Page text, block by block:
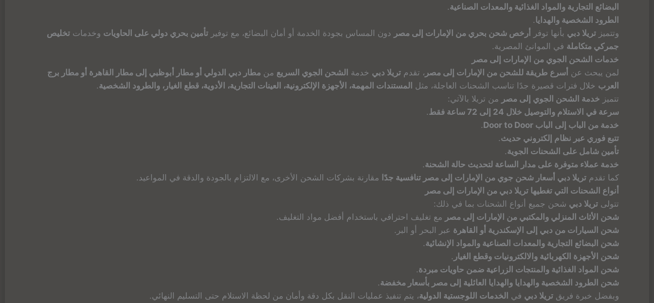
البضائع التجارية والمواد الغذائية والمعدات الصناعية.
الطرود الشخصية والهدايا .
وتتميز تريلا دبي بأنها توفر أرخص شحن بحري من الإمارات إلى مصر دون المساس بجودة الخدمة أو أمان البضائع، مع توفير تأمين بحري دولي على الحاويات وخدمات تخليص
جمركي متكاملة في الموانئ المصرية.
خدمات الشحن الجوي من الإمارات إلى مصر
لمن يبحث عن أسرع طريقة للشحن من الإمارات إلى مصر ، تقدم تريلا دبي خدمة الشحن الجوي السريع من مطار دبي الدولي أو مطار أبوظبي إلى مطار القاهرة أو مطار برج
العرب خلال فترات قصيرة جدًا تناسب الشحنات العاجلة، مثل المستندات المهمة، الأجهزة الإلكترونية، العينات التجارية، الأدوية، قطع الغيار، والطرود الشخصية.
تتميز خدمة الشحن الجوي إلى مصر من تريلا بالآتي:
سرعة في الاستلام والتوصيل خلال 24 إلى 72 ساعة فقط
.
خدمة من الباب إلى الباب Door to Door
.
تتبع فوري عبر نظام إلكتروني حديث.
تأمين شامل على الشحنات الجوية.
خدمة عملاء متوفرة على مدار الساعة لتحديث حالة الشحنة.
كما تقدم تريلا دبي أسعار شحن جوي من الإمارات إلى مصر تنافسية جدًا مقارنة بشركات الشحن الأخرى، مع الالتزام بالجودة والدقة في المواعيد.
أنواع الشحنات التي تغطيها تريلا دبي من الإمارات إلى مصر
تتولى تريلا دبي شحن جميع أنواع الشحنات بما في ذلك:
شحن الأثاث المنزلي والمكتبي من الإمارات إلى مصر مع تغليف احترافي باستخدام أفضل مواد التغليف.
شحن السيارات من دبي إلى الإسكندرية أو القاهرة عبر البحر أو البر.
شحن البضائع التجارية والمعدات الصناعية والمواد الإنشائية.
شحن الأجهزة الكهربائية والالكترونيات وقطع الغيار .
شحن المواد الغذائية والمنتجات الزراعية ضمن حاويات مبردة.
شحن الطرود الشخصية والهدايا والهدايا العائلية إلى مصر بأسعار مخفضة.
وبفضل خبرة فريق تريلا دبي في الخدمات اللوجستية الدولية، يتم تنفيذ عمليات النقل بكل دقة وأمان من لحظة الاستلام حتى التسليم النهائي.